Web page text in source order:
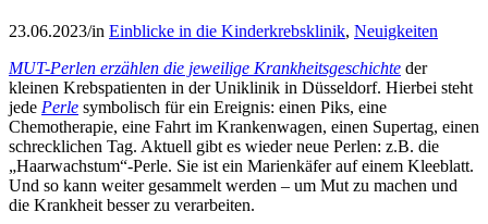
23.06.2023/in Einblicke in die Kinderkrebsklinik, Neuigkeiten
MUT-Perlen erzählen die jeweilige Krankheitsgeschichte der
kleinen Krebspatienten in der Uniklinik in Düsseldorf. Hierbei steht
jede Perle symbolisch für ein Ereignis: einen Piks, eine
Chemotherapie, eine Fahrt im Krankenwagen, einen Supertag, einen
schrecklichen Tag. Aktuell gibt es wieder neue Perlen: z.B. die
„Haarwachstum“-Perle. Sie ist ein Marienkäfer auf einem Kleeblatt.
Und so kann weiter gesammelt werden – um Mut zu machen und
die Krankheit besser zu verarbeiten.